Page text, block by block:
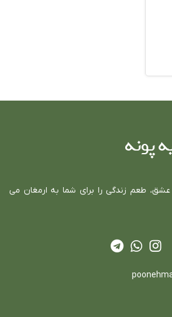
پونه
طعم زندگي را براي شما به ارمغان مي